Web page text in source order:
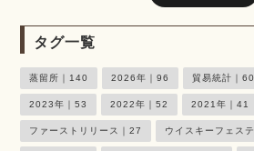
タグ一覧
蒸留所｜ 140 2026年｜96 貿易統計｜60
2023年｜53 2022年｜52 2021年｜41
ファーストリリース｜27 ウイスキーフェス